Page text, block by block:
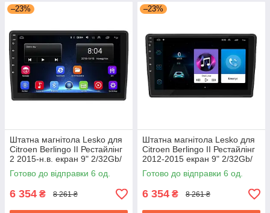
–23%
Штатна магнітола Lesko для
Citroen Berlingo II Рестайлінг
2 2015-н.в. екран 9" 2/32Gb/
Wi-Fi Base GPS
Готово до відправки 6 од.
6 354 ₴ 8 261 ₴
–23%
Штатна магнітола Lesko для
Citroen Berlingo II Рестайлінг
2012-2015 екран 9" 2/32Gb/
Wi-Fi Base GPS Android
Готово до відправки 6 од.
6 354 ₴ 8 261 ₴